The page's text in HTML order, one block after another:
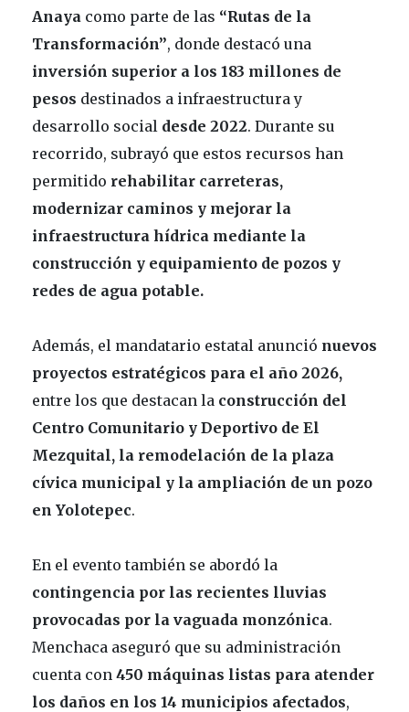
Anaya como parte de las “Rutas de la
Transformación”, donde destacó una
inversión superior a los 183 millones de
pesos destinados a infraestructura y
desarrollo social desde 2022. Durante su
recorrido, subrayó que estos recursos han
permitido rehabilitar carreteras,
modernizar caminos y mejorar la
infraestructura hídrica mediante la
construcción y equipamiento de pozos y
redes de agua potable.
Además, el mandatario estatal anunció nuevos
proyectos estratégicos para el año 2026,
entre los que destacan la construcción del
Centro Comunitario y Deportivo de El
Mezquital, la remodelación de la plaza
cívica municipal y la ampliación de un pozo
en Yolotepec.
En el evento también se abordó la
contingencia por las recientes lluvias
provocadas por la vaguada monzónica.
Menchaca aseguró que su administración
cuenta con 450 máquinas listas para atender
los daños en los 14 municipios afectados,